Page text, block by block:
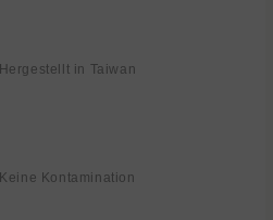
Hergestellt in Taiwan
Keine Kontamination